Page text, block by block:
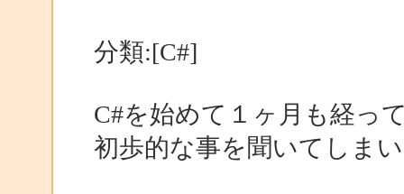
分類:[C#]
C#を始めて１ヶ月も経っ
初歩的な事を聞いてしま